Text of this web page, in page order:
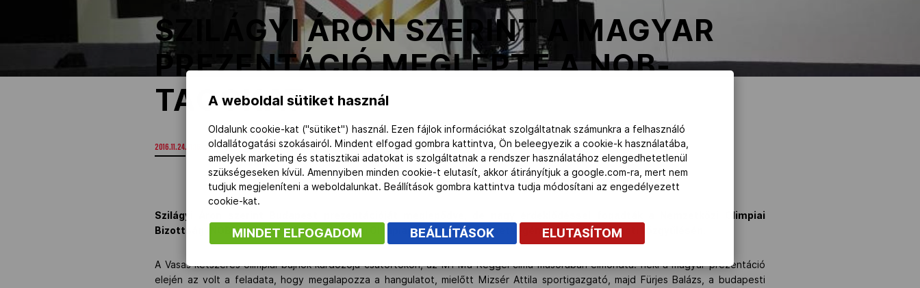
SZILÁGYI ÁRON SZERINT A MAGYAR
PREZENTÁCIÓ MEGLEPTE A NOB-
TAGOKAT
2016.11.24. 11:16
Szilágyi Áron szerint Budapest prezentációját meglepődve, de nagy érdeklődéssel fogadták a Nemzetközi Olimpiai
Bizottság (NOB) tagjai Dohában, a Nemzeti Olimpiai Bizottságok Szövetségének (ANOC) múlt heti közgyűlésén.
A Vasas kétszeres olimpiai bajnok kardozója csütörtökön, az M1 Ma Reggel című műsorában elmondta: neki a magyar prezentáció
elején az volt a feladata, hogy megalapozza a hangulatot, mielőtt Mizsér Attila sportigazgató, majd Fürjes Balázs, a budapesti
A weboldal sütiket használ
Oldalunk cookie-kat ("sütiket") használ. Ezen fájlok információkat szolgáltatnak számunkra a felhasználó
oldallátogatási szokásairól. Mindent elfogad gombra kattintva, Ön beleegyezik a cookie-k használatába,
amelyek marketing és statisztikai adatokat is szolgáltatnak a rendszer használatához elengedhetetlenül
szükségeseken kívül. Amennyiben minden cookie-t elutasít, akkor átirányítjuk a google.com-ra, mert nem
tudjuk megjeleníteni a weboldalunkat. Beállítások gombra kattintva tudja módosítani az engedélyezett
cookie-kat.
MINDET ELFOGADOM BEÁLLÍTÁSOK ELUTASÍTOM